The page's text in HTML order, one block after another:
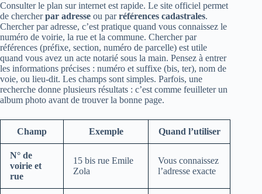
Consulter le plan sur internet est rapide. Le site officiel permet
de chercherpar adresse ou parréférences cadastrales.
Chercher par adresse, c’est pratique quand vous connaissez le
numéro de voirie, la rue et la commune. Chercher par
références (préfixe, section, numéro de parcelle) est utile
quand vous avez un acte notarié sous la main. Pensez à entrer
les informations précises : numéro et suffixe (bis, ter), nom de
voie, ou lieu-dit. Les champs sont simples. Parfois, une
recherche donne plusieurs résultats : c’est comme feuilleter un
album photo avant de trouver la bonne page.
Champ Exemple Quand l’utiliser
N° de
voirie et
rue
15 bis rue Emile
Zola
Vous connaissez
l’adresse exacte